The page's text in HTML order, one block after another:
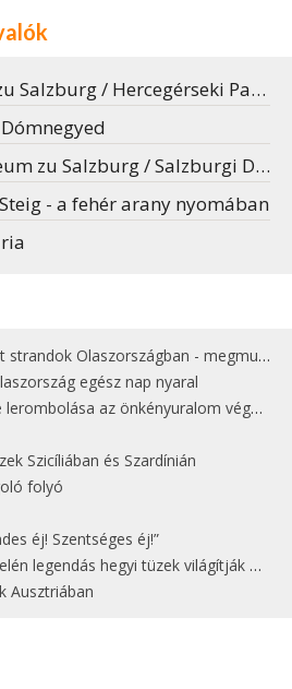
Salzburg / Hercegérseki Palota
Salzburg / Salzburgi Dóm Múzeuma
- a fehér arany nyomában
Olaszországban - megmutatjuk a 15 legjobbat
egész nap nyaral
az önkényuralom végét jelentette
Szicíliában és Szardínián
folyó
éj! Szentséges éj!”
hegyi tüzek világítják meg Zugspitzét
Ausztriában